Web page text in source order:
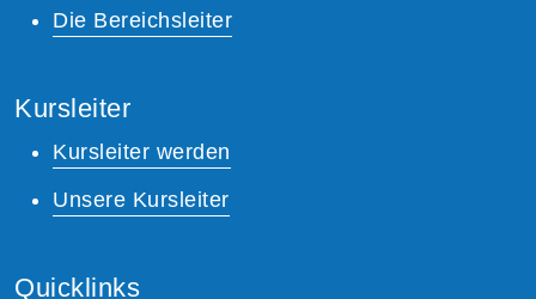
Die Bereichsleiter
Kursleiter
Kursleiter werden
Unsere Kursleiter
Quicklinks